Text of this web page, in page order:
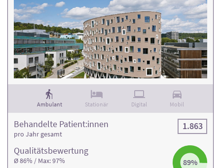
Ambulant Stationär Digital Mobil
Qualitäts­bewertung
Ø 86% / Max: 97% 89%
Behandelte Patient:innen
pro Jahr gesamt
1.863